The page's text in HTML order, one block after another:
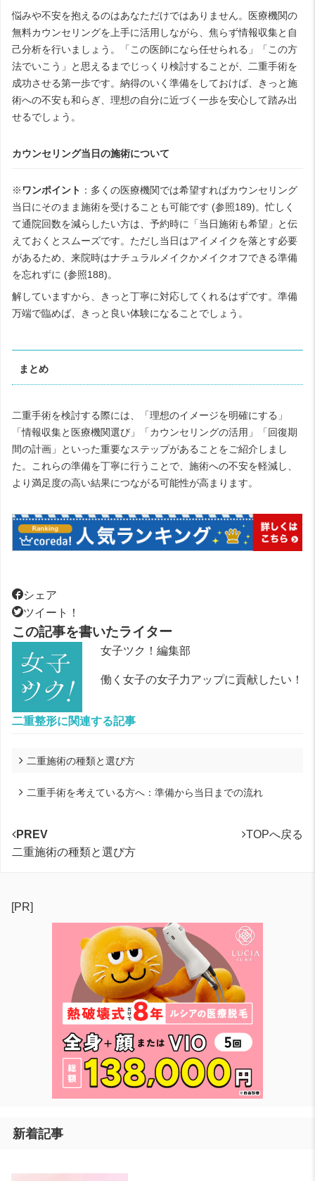
悩みや不安を抱えるのはあなただけではありません。医療機関の
無料カウンセリングを上手に活用しながら、焦らず情報収集と自
己分析を行いましょう。「この医師になら任せられる」「この方
法でいこう」と思えるまでじっくり検討することが、二重手術を
成功させる第一歩です。納得のいく準備をしておけば、きっと施
術への不安も和らぎ、理想の自分に近づく一歩を安心して踏み出
せるでしょう。
カウンセリング当日の施術について
※ ワンポイント ：多くの医療機関では希望すればカウンセリング
当日にそのまま施術を受けることも可能です (参照189)。忙しく
て通院回数を減らしたい方は、予約時に「当日施術も希望」と伝
えておくとスムーズです。ただし当日はアイメイクを落とす必要
があるため、来院時はナチュラルメイクかメイクオフできる準備
を忘れずに (参照188)。
解していますから、きっと丁寧に対応してくれるはずです。準備
万端で臨めば、きっと良い体験になることでしょう。
まとめ
二重手術を検討する際には、「理想のイメージを明確にする」
「情報収集と医療機関選び」「カウンセリングの活用」「回復期
間の計画」といった重要なステップがあることをご紹介しまし
た。これらの準備を丁寧に行うことで、施術への不安を軽減し、
より満足度の高い結果につながる可能性が高まります。
シェア
ツイート！
この記事を書いたライター
女子ツク！編集部
働く女子の女子力アップに貢献したい！
二重整形に関連する記事
二重施術の種類と選び方
二重手術を考えている方へ：準備から当日までの流れ
PREV
二重施術の種類と選び方
TOPへ戻る
[PR]
新着記事